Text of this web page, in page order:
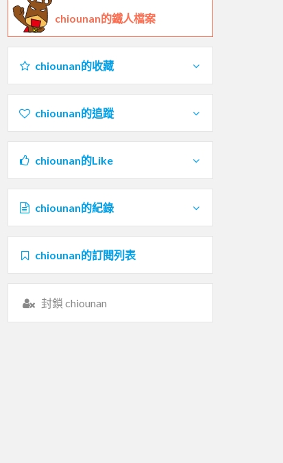
chiounan的鐵人檔案
chiounan的收藏
chiounan的追蹤
chiounan的Like
chiounan的紀錄
chiounan的訂閱列表
封鎖 chiounan